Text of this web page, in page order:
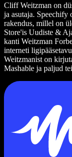
Cliff Weitzman on
ja asutaja. Speechify
rakendus, millel on
Store'is Uudiste &
kanti Weitzman
interneti
Weitzmanist on
Mashable ja paljud